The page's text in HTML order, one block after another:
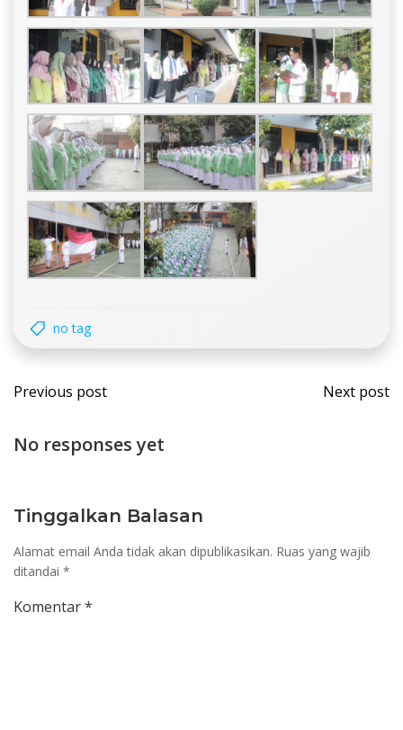
no tag
Post
navigation
Previous post
Post
Next post
No responses yet
Tinggalkan Balasan
Alamat email Anda tidak akan dipublikasikan. Ruas yang wajib
ditandai *
Komentar*